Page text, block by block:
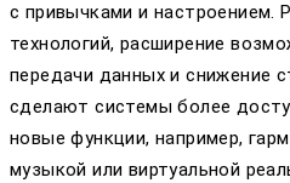
с привычками и настроением.
технологий, расширение
передачи данных и снижение
сделают системы более
новые функции, например,
музыкой или виртуальной